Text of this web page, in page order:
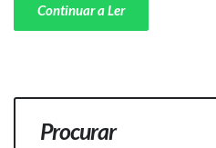
Continuar a Ler